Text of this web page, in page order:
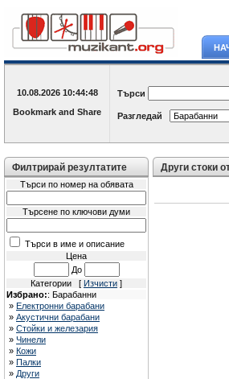
10.08.2026 10:44:48 Търси
Разгледай
Филтрирай резултатите
Търси по номер на обявата
Търсене по ключови думи
Търси в име и описание
Цена
До
Категории [ Изчисти ]
Избрано:: Барабанни
» Електронни барабани
» Акустични барабани
» Стойки и железария
» Чинели
» Кожи
» Палки
» Други
Други стоки